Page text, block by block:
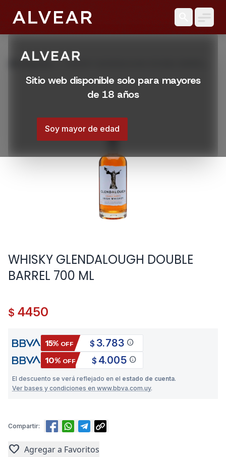
Sitio web disponible solo para mayores
de 18 años
Soy mayor de edad
Productos
WHISKY GLENDALOUGH DOUBLE BARREL
WHISKY GLENDALOUGH DOUBLE
BARREL 700 ML
$ 4450
15% OFF $ 3.783 info
10% OFF $ 4.005 info
El descuento se verá reflejado en el estado de cuenta.
Ver bases y condiciones en www.bbva.com.uy.
Compartir:
favorite Agregar a Favoritos